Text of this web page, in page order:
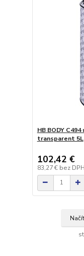
HB BODY
transparent 5L
102,42 €
83,27 € bez DPH